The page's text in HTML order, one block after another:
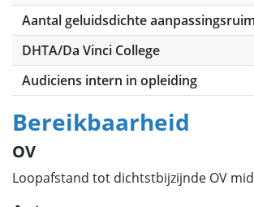
Aantal geluidsdichte
DHTA/Da Vinci College
Audiciens intern in opleiding
Bereikbaarheid
OV
Loopafstand tot dichtstbijzijnde OV